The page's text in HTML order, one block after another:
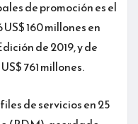
de promoción es el
160 millones en
de 2019, y de
761 millones.
de servicios en 25